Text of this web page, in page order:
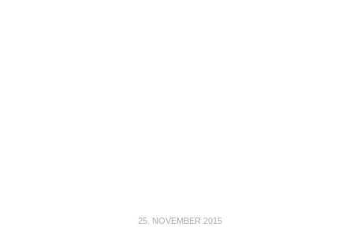
25. NOVEMBER 2015